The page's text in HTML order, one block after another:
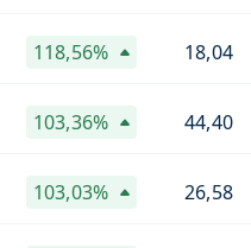
118,56% 18,04
103,36% 44,40
103,03% 26,58